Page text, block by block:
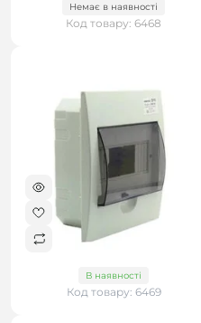
Немає в наявності
Код товару: 6468
В наявності
Код товару: 6469